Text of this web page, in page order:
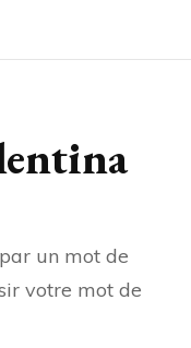
un mot de
votre mot de